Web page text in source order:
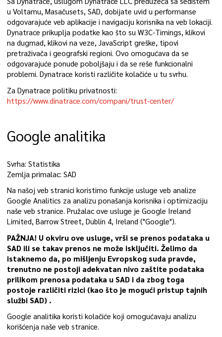
u Voltamu, Masačusets, SAD, dobijate uvid u performanse
odgovarajuće veb aplikacije i navigaciju korisnika na veb lokaciji.
Dynatrace prikuplja podatke kao što su W3C-Timings, klikovi
na dugmad, klikovi na veze, JavaScript greške, tipovi
pretraživača i geografski regioni. Ovo omogućava da se
odgovarajuće ponude poboljšaju i da se reše funkcionalni
problemi. Dynatrace koristi različite kolačiće u tu svrhu.
Za Dynatrace politiku privatnosti:
https://www.dinatrace.com/compani/trust-center/
Google analitika
Svrha: Statistika
Zemlja primalac: SAD
Na našoj veb stranici koristimo funkcije usluge veb analize
Google Analitics za analizu ponašanja korisnika i optimizaciju
naše veb stranice. Pružalac ove usluge je Google Ireland
Limited, Barrow Street, Dublin 4, Ireland ("Google").
PAŽNJA! U okviru ove usluge, vrši se prenos podataka u
SAD ili se takav prenos ne može isključiti. Želimo da
istaknemo da, po mišljenju Evropskog suda pravde,
trenutno ne postoji adekvatan nivo zaštite podataka
prilikom prenosa podataka u SAD i da zbog toga
postoje različiti rizici (kao što je mogući pristup tajnih
službi SAD) .
Google analitika koristi kolačiće koji omogućavaju analizu
korišćenja naše veb stranice.